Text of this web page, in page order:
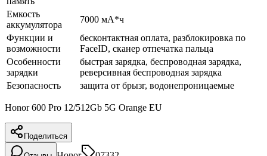
Емкость
аккумулятора
7000 мА*ч
Функции и
возможности
бесконтактная оплата, разблокировка по
FaceID, сканер отпечатка пальца
Особенности
зарядки
быстрая зарядка, беспроводная зарядка,
реверсивная беспроводная зарядка
Безопасность
защита от брызг, водонепроницаемые
Honor 600 Pro 12/512Gb 5G Orange EU
Поделиться